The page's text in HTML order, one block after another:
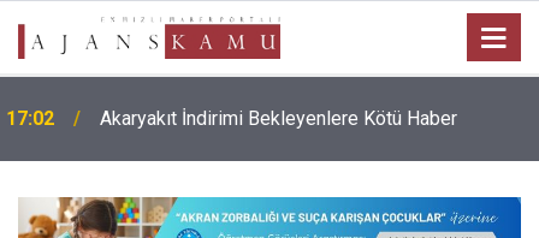
17:02 Akaryakıt İndirimi Bekleyenlere Kötü Haber